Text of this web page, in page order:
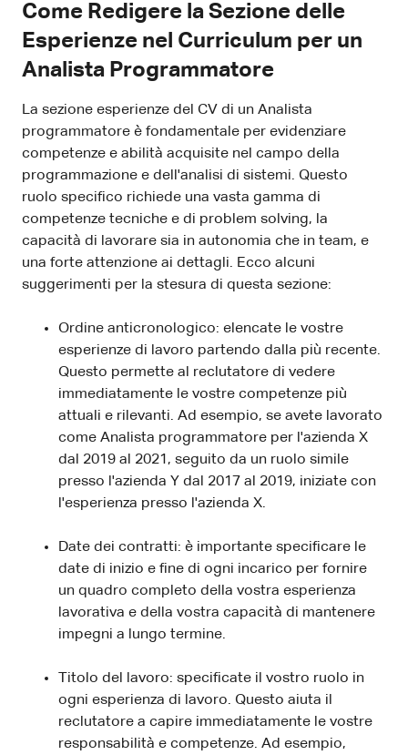
Come Redigere la Sezione delle
Esperienze nel Curriculum per un
Analista Programmatore
La sezione esperienze del CV di un Analista
programmatore è fondamentale per evidenziare
competenze e abilità acquisite nel campo della
programmazione e dell'analisi di sistemi. Questo
ruolo specifico richiede una vasta gamma di
competenze tecniche e di problem solving, la
capacità di lavorare sia in autonomia che in team, e
una forte attenzione ai dettagli. Ecco alcuni
suggerimenti per la stesura di questa sezione:
Ordine anticronologico: elencate le vostre
esperienze di lavoro partendo dalla più recente.
Questo permette al reclutatore di vedere
immediatamente le vostre competenze più
attuali e rilevanti. Ad esempio, se avete lavorato
come Analista programmatore per l'azienda X
dal 2019 al 2021, seguito da un ruolo simile
presso l'azienda Y dal 2017 al 2019, iniziate con
l'esperienza presso l'azienda X.
Date dei contratti: è importante specificare le
date di inizio e fine di ogni incarico per fornire
un quadro completo della vostra esperienza
lavorativa e della vostra capacità di mantenere
impegni a lungo termine.
Titolo del lavoro: specificate il vostro ruolo in
ogni esperienza di lavoro. Questo aiuta il
reclutatore a capire immediatamente le vostre
responsabilità e competenze. Ad esempio,